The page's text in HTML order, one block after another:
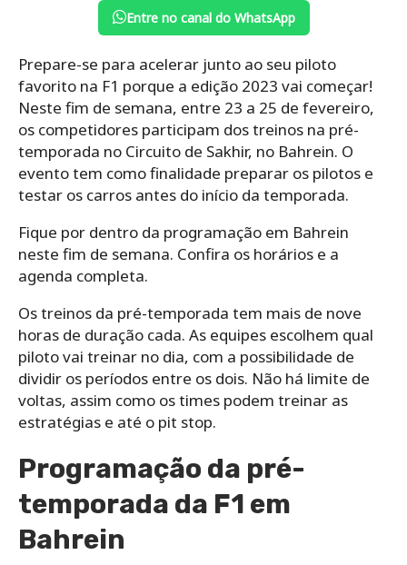
Entre no canal do WhatsApp
Prepare-se para acelerar junto ao seu piloto
favorito na F1 porque a edição 2023 vai começar!
Neste fim de semana, entre 23 a 25 de fevereiro,
os competidores participam dos treinos na pré-
temporada no Circuito de Sakhir, no Bahrein. O
evento tem como finalidade preparar os pilotos e
testar os carros antes do início da temporada.
Fique por dentro da programação em Bahrein
neste fim de semana. Confira os horários e a
agenda completa.
Os treinos da pré-temporada tem mais de nove
horas de duração cada. As equipes escolhem qual
piloto vai treinar no dia, com a possibilidade de
dividir os períodos entre os dois. Não há limite de
voltas, assim como os times podem treinar as
estratégias e até o pit stop.
Programação da pré-
temporada da F1 em
Bahrein